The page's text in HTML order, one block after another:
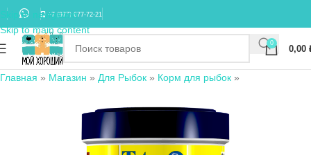
Skip to navigation
Skip to main content
+7 (977) 677-72-21
0
0,00
Главная » Магазин » Для Рыбок » Корм для рыбок »